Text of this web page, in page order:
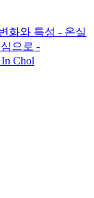
화와 특성 - 온실
으로 -
Chol